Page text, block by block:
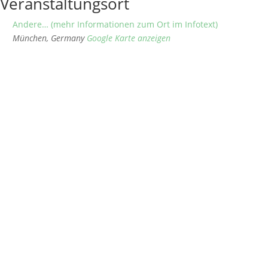
Andere… (mehr Informationen zum Ort im Infotext)
München, Germany Google Karte anzeigen